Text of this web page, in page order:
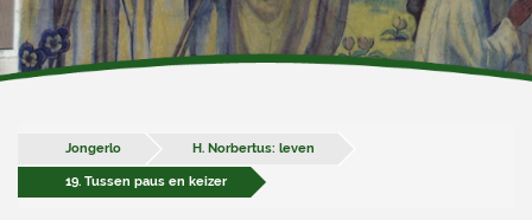
Jongerlo H. Norbertus: leven
19. Tussen paus en keizer